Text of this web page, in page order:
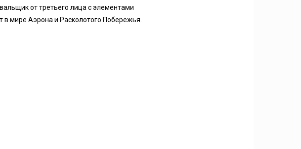
от третьего лица c элементами
мире Аэрона и Расколотого Побережья.